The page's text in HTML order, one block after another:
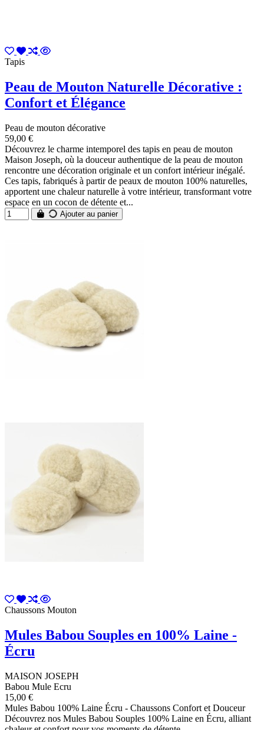
Tapis
Peau de Mouton Naturelle Décorative :
Confort et Élégance
Peau de mouton décorative
59,00 €
Découvrez le charme intemporel des tapis en peau de mouton
Maison Joseph, où la douceur authentique de la peau de mouton
rencontre une décoration originale et un confort intérieur inégalé.
Ces tapis, fabriqués à partir de peaux de mouton 100% naturelles,
apportent une chaleur naturelle à votre intérieur, transformant votre
espace en un cocon de détente et...
Ajouter au panier
Chaussons Mouton
Mules Babou Souples en 100% Laine -
Écru
MAISON JOSEPH
Babou Mule Ecru
15,00 €
Mules Babou 100% Laine Écru - Chaussons Confort et Douceur
Découvrez nos Mules Babou Souples 100% Laine en Écru, alliant